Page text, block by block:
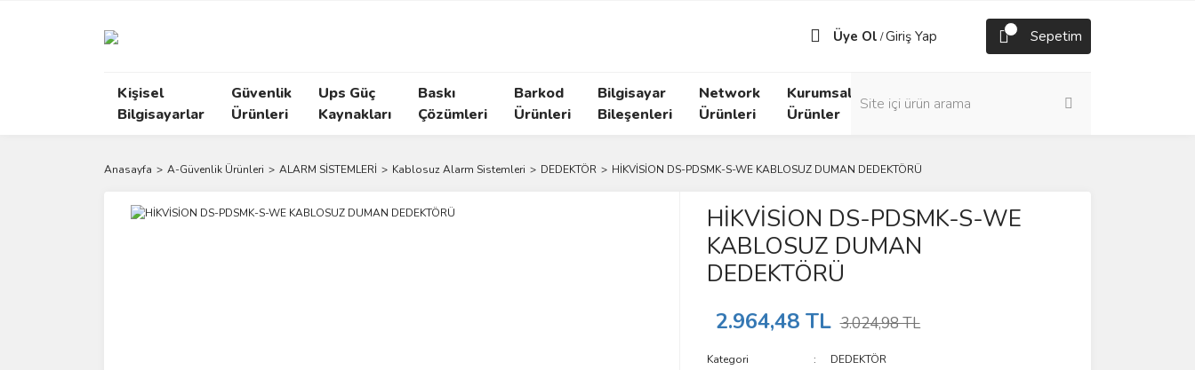
Üye Ol /Giriş Yap Sepetim
Kişisel
Bilgisayarlar
Güvenlik
Ürünleri
Ups Güç
Kaynakları
Baskı
Çözümleri
Barkod
Ürünleri
Bilgisayar
Bileşenleri
Network
Ürünleri
Kurumsal
Ürünler
Anasayfa A-Güvenlik Ürünleri ALARM SİSTEMLERİ Kablosuz Alarm Sistemleri DEDEKTÖR HİKVİSİON DS-PDSMK-S-WE KABLOSUZ DUMAN DEDEKTÖRÜ
HİKVİSİON DS-PDSMK-S-WE
KABLOSUZ DUMAN
DEDEKTÖRÜ
2.964,48 TL 3.024,98 TL
Kategori
DEDEKTÖR